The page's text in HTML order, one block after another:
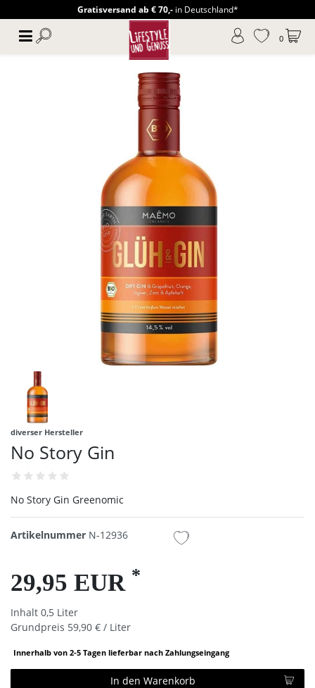
Gratisversand ab € 70,-in Deutschland*
0
diverser Hersteller
No Story Gin
No Story Gin Greenomic
Artikelnummer N-12936
29,95 EUR *
Inhalt 0,5 Liter
Grundpreis 59,90 € / Liter
Innerhalb von 2-5 Tagen lieferbar nach Zahlungseingang
In den Warenkorb